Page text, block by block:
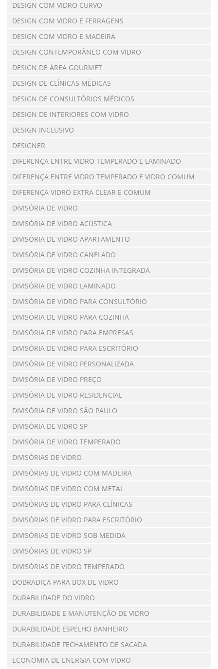
DESIGN COM VIDRO CURVO
DESIGN COM VIDRO E FERRAGENS
DESIGN COM VIDRO E MADEIRA
DESIGN CONTEMPORÂNEO COM VIDRO
DESIGN DE ÁREA GOURMET
DESIGN DE CLÍNICAS MÉDICAS
DESIGN DE CONSULTÓRIOS MÉDICOS
DESIGN DE INTERIORES COM VIDRO
DESIGN INCLUSIVO
DESIGNER
DIFERENÇA ENTRE VIDRO TEMPERADO E LAMINADO
DIFERENÇA ENTRE VIDRO TEMPERADO E VIDRO COMUM
DIFERENÇA VIDRO EXTRA CLEAR E COMUM
DIVISÓRIA DE VIDRO
DIVISÓRIA DE VIDRO ACÚSTICA
DIVISÓRIA DE VIDRO APARTAMENTO
DIVISÓRIA DE VIDRO CANELADO
DIVISÓRIA DE VIDRO COZINHA INTEGRADA
DIVISÓRIA DE VIDRO LAMINADO
DIVISÓRIA DE VIDRO PARA CONSULTÓRIO
DIVISÓRIA DE VIDRO PARA COZINHA
DIVISÓRIA DE VIDRO PARA EMPRESAS
DIVISÓRIA DE VIDRO PARA ESCRITÓRIO
DIVISÓRIA DE VIDRO PERSONALIZADA
DIVISÓRIA DE VIDRO PREÇO
DIVISÓRIA DE VIDRO RESIDENCIAL
DIVISÓRIA DE VIDRO SÃO PAULO
DIVISÓRIA DE VIDRO SP
DIVISÓRIA DE VIDRO TEMPERADO
DIVISÓRIAS DE VIDRO
DIVISÓRIAS DE VIDRO COM MADEIRA
DIVISÓRIAS DE VIDRO COM METAL
DIVISÓRIAS DE VIDRO PARA CLÍNICAS
DIVISÓRIAS DE VIDRO PARA ESCRITÓRIO
DIVISÓRIAS DE VIDRO SOB MEDIDA
DIVISÓRIAS DE VIDRO SP
DIVISÓRIAS DE VIDRO TEMPERADO
DOBRADIÇA PARA BOX DE VIDRO
DURABILIDADE DO VIDRO
DURABILIDADE E MANUTENÇÃO DE VIDRO
DURABILIDADE ESPELHO BANHEIRO
DURABILIDADE FECHAMENTO DE SACADA
ECONOMIA DE ENERGIA COM VIDRO